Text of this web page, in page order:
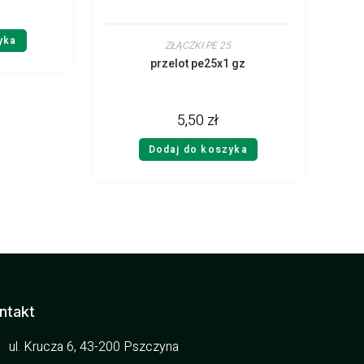
ZŁĄCZKI PE 25
przelot pe25x1 gz
5,50 zł
Dodaj do koszyka
ul. Krucza 6, 43-200 Pszczyna